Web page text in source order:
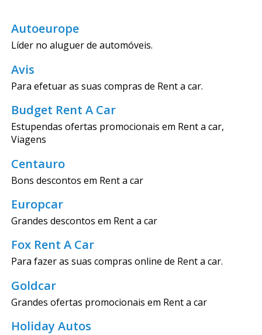
Autoeurope
Líder no aluguer de automóveis.
Avis
Para efetuar as suas compras de Rent a car.
Budget Rent A Car
Estupendas ofertas promocionais em Rent a car,
Viagens
Centauro
Bons descontos em Rent a car
Europcar
Grandes descontos em Rent a car
Fox Rent A Car
Para fazer as suas compras online de Rent a car.
Goldcar
Grandes ofertas promocionais em Rent a car
Holiday Autos